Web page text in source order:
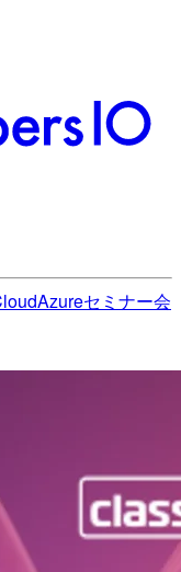
Azureセミナー会